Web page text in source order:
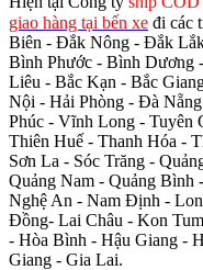
giao hàng tại bến xe đi các
Biên - Đắk Nông - Đắk
Bình Phước - Bình Dương
Liêu - Bắc Kạn - Bắc
Nội - Hải Phòng - Đà
Phúc - Vĩnh Long - Tuyên
Thiên Huế - Thanh Hóa -
Sơn La - Sóc Trăng -
Quảng Nam - Quảng
Nghệ An - Nam Định -
Đồng- Lai Châu - Kon
- Hòa Bình - Hậu Giang -
Giang - Gia Lai.